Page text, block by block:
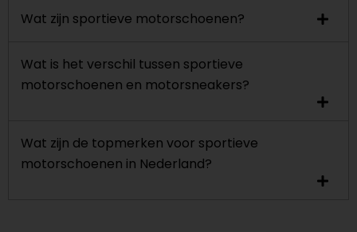
Wat zijn sportieve motorschoenen?
Wat is het verschil tussen sportieve
motorschoenen en motorsneakers?
Wat zijn de topmerken voor sportieve
motorschoenen in Nederland?